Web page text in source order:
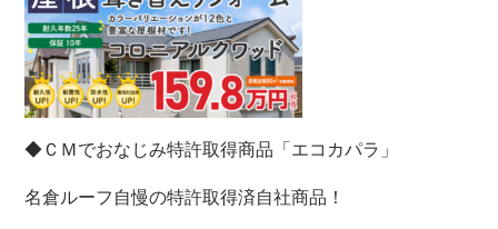
◆ＣＭでおなじみ特許取得商品「エコカパラ」
名倉ルーフ自慢の特許取得済自社商品！